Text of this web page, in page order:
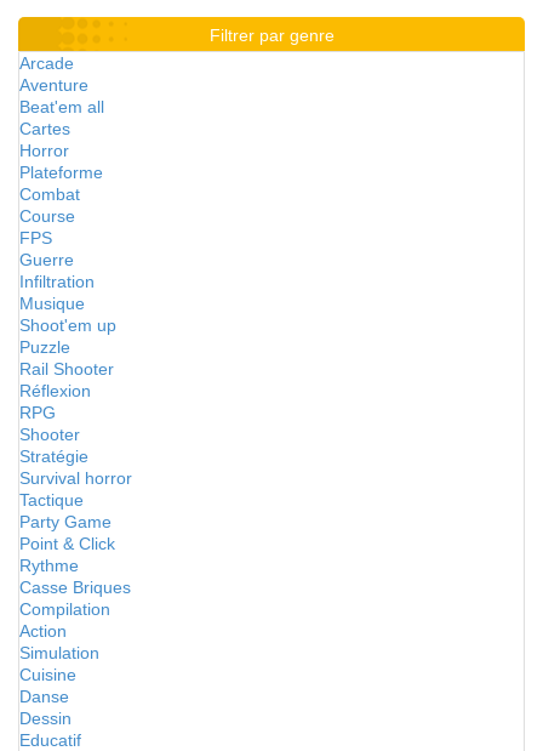
Filtrer par genre
Arcade
Aventure
Beat'em all
Cartes
Horror
Plateforme
Combat
Course
FPS
Guerre
Infiltration
Musique
Shoot'em up
Puzzle
Rail Shooter
Réflexion
RPG
Shooter
Stratégie
Survival horror
Tactique
Party Game
Point & Click
Rythme
Casse Briques
Compilation
Action
Simulation
Cuisine
Danse
Dessin
Educatif